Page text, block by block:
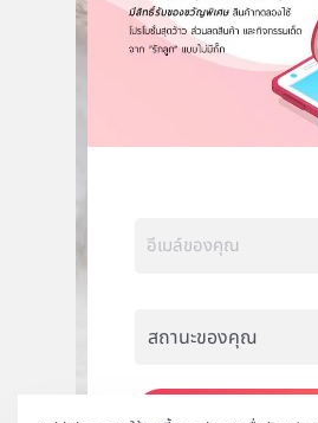
สมัคร